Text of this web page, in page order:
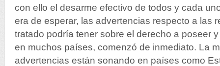
con ello el desarme efectivo de todos y cada
era de esperar, las advertencias respecto a las
tratado podría tener sobre el derecho a poseer
en muchos países, comenzó de inmediato. La
advertencias están sonando en países como